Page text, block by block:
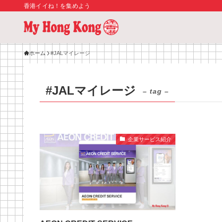
香港イイね！を集めよう
ホーム #JALマイレージ
#JALマイレージ – tag –
企業サービス紹介